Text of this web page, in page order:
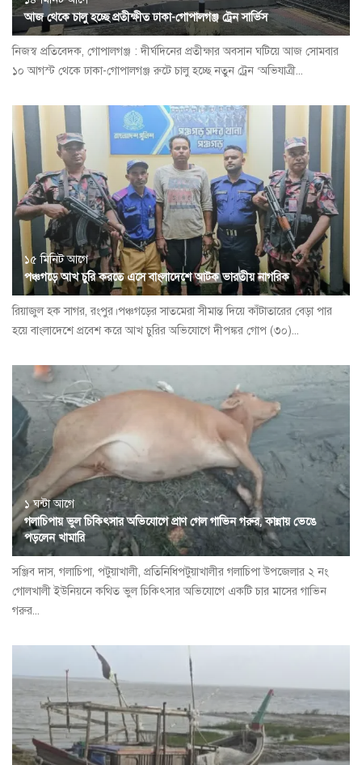
আজ থেকে চালু হচ্ছে প্রতীক্ষীত ঢাকা-গোপালগঞ্জ ট্রেন সার্ভিস
নিজস্ব প্রতিবেদক, গোপালগঞ্জ : দীর্ঘদিনের প্রতীক্ষার অবসান ঘটিয়ে আজ সোমবার
১০ আগস্ট থেকে ঢাকা-গোপালগঞ্জ রুটে চালু হচ্ছে নতুন ট্রেন ‘অভিযাত্রী...
১৫ মিনিট আগে
পঞ্চগড়ে আখ চুরি করতে এসে বাংলাদেশে আটক ভারতীয় নাগরিক
রিয়াজুল হক সাগর, রংপুর।পঞ্চগড়ের সাতমেরা সীমান্ত দিয়ে কাঁটাতারের বেড়া পার
হয়ে বাংলাদেশে প্রবেশ করে আখ চুরির অভিযোগে দীপঙ্কর গোপ (৩০)...
১ ঘন্টা আগে
গলাচিপায় ভুল চিকিৎসার অভিযোগে প্রাণ গেল গাভিন গরুর, কান্নায় ভেঙে
পড়লেন খামারি
সঞ্জিব দাস, গলাচিপা, পটুয়াখালী, প্রতিনিধিপটুয়াখালীর গলাচিপা উপজেলার ২ নং
গোলখালী ইউনিয়নে কথিত ভুল চিকিৎসার অভিযোগে একটি চার মাসের গাভিন
গরুর...